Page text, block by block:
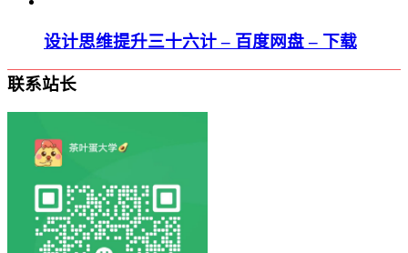
设计思维提升三十六计 – 百度网盘 – 下载
联系站长